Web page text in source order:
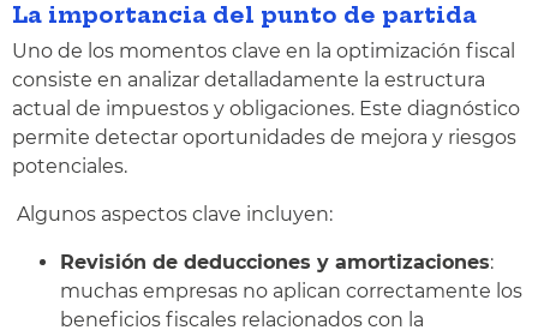
La importancia del punto de partida
Uno de los momentos clave en la optimización fiscal
consiste en analizar detalladamente la estructura
actual de impuestos y obligaciones. Este diagnóstico
permite detectar oportunidades de mejora y riesgos
potenciales.
Algunos aspectos clave incluyen:
Revisión de deducciones y amortizaciones:
muchas empresas no aplican correctamente los
beneficios fiscales relacionados con la